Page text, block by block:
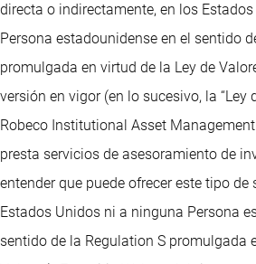
directa o indirectamente, en los
Persona estadounidense en el sentido
promulgada en virtud de la Ley de
versión en vigor (en lo sucesivo, la “Ley
Robeco Institutional Asset Management
presta servicios de asesoramiento de
entender que puede ofrecer este tipo de
Estados Unidos ni a ninguna Persona
sentido de la Regulation S promulgada